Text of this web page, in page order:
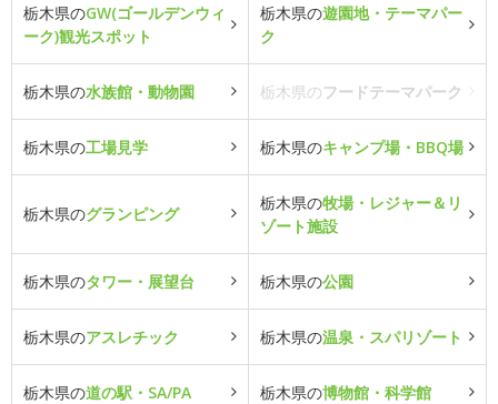
栃木県のGW(ゴールデンウィ
ーク)観光スポット
栃木県の遊園地・テーマパー
ク
栃木県の水族館・動物園 栃木県のフードテーマパーク
栃木県の工場見学 栃木県のキャンプ場・BBQ場
栃木県のグランピング
栃木県の牧場・レジャー＆リ
ゾート施設
栃木県のタワー・展望台 栃木県の公園
栃木県のアスレチック 栃木県の温泉・スパリゾート
栃木県の道の駅・SA/PA 栃木県の博物館・科学館